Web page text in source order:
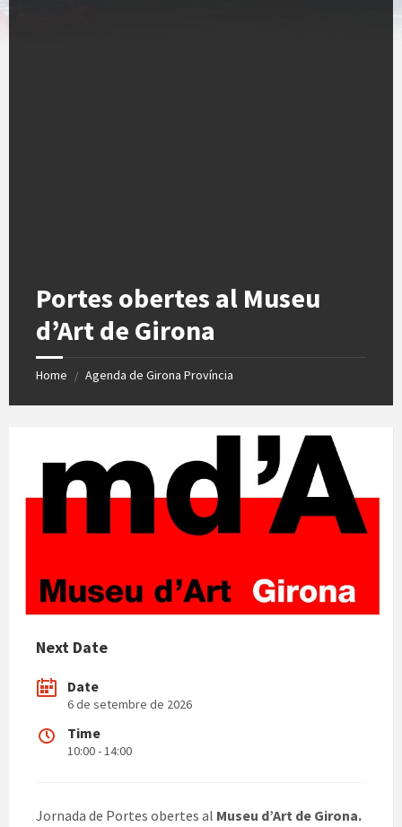
Portes obertes al Museu
d’Art de Girona
Home / Agenda de Girona Província
Next Date
Date
6 de setembre de 2026
Time
10:00 - 14:00
Jornada de Portes obertes al Museu d’Art de Girona.